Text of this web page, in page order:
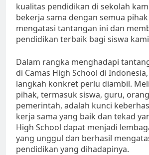
kualitas pendidikan di sekolah
bekerja sama dengan semua
mengatasi tantangan ini dan
pendidikan terbaik bagi siswa
Dalam rangka menghadapi
di Camas High School di
langkah konkret perlu diambil.
pihak, termasuk siswa, guru,
pemerintah, adalah kunci
kerja sama yang baik dan tekad
High School dapat menjadi
yang unggul dan berhasil
pendidikan yang dihadapinya.